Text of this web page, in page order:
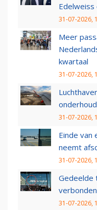
Edelweiss
31-07-2026,
Meer
kwartaal
31-07-2026,
31-07-2026,
Einde van
neemt
31-07-2026,
Gedeelde
31-07-2026,